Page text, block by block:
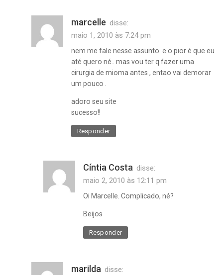
marcelle disse:
maio 1, 2010 às 7:24 pm
nem me fale nesse assunto. e o pior é que eu
até quero né.. mas vou ter q fazer uma
cirurgia de mioma antes , entao vai demorar
um pouco .
adoro seu site
sucesso!!
Responder
Cíntia Costa disse:
maio 2, 2010 às 12:11 pm
Oi Marcelle. Complicado, né?
Beijos
Responder
marilda disse: